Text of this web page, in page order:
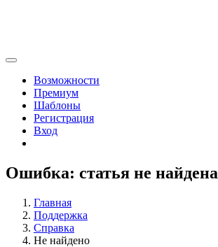
Возможности
Премиум
Шаблоны
Регистрация
Вход
Ошибка: статья не найдена
Главная
Поддержка
Справка
Не найдено